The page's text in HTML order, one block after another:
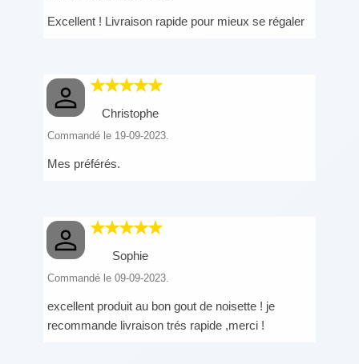
Excellent ! Livraison rapide pour mieux se régaler
Christophe
Commandé le 19-09-2023.
Mes préférés.
Sophie
Commandé le 09-09-2023.
excellent produit au bon gout de noisette ! je
recommande livraison trés rapide ,merci !